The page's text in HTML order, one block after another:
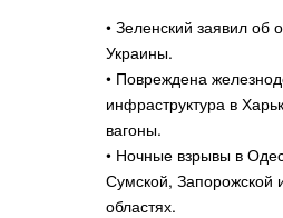
• Зеленский заявил об
Украины.
• Повреждена
инфраструктура в
вагоны.
• Ночные взрывы в
Сумской, Запорожской
областях.